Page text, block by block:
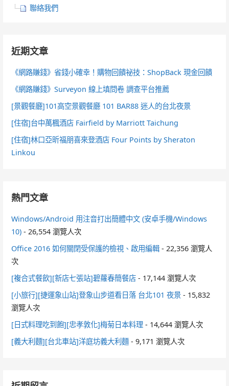
聯絡我們
近期文章
《網路賺錢》省錢小確幸！購物回饋祕技：ShopBack 現金回饋
《網路賺錢》Surveyon 線上填問卷 調查平台推薦
[景觀餐廳]101高空景觀餐廳 101 BAR88 迷人的台北夜景
[住宿]台中萬楓酒店 Fairfield by Marriott Taichung
[住宿]林口亞昕福朋喜來登酒店 Four Points by Sheraton
Linkou
熱門文章
Windows/Android 用注音打出簡體中文 (安卓手機/Windows
10) - 26,554 瀏覽人次
Office 2016 如何關閉受保護的檢視、啟用編輯 - 22,356 瀏覽人
次
[複合式餐飲][新店七張站]碧蘿春簡餐店 - 17,144 瀏覽人次
[小旅行][捷運象山站]登象山步道看日落 台北101 夜景 - 15,832
瀏覽人次
[日式料理吃到飽][忠孝敦化]梅菊日本料理 - 14,644 瀏覽人次
[義大利麵][台北車站]洋庭坊義大利麵 - 9,171 瀏覽人次